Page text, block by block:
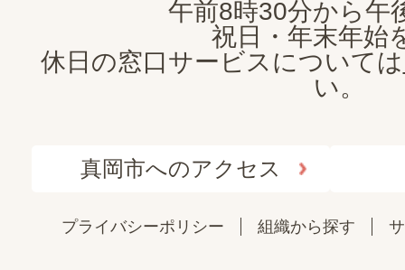
午前8時30分から午
祝日・年末年始
休日の窓口サービスについては
い。
真岡市へのアクセス
プライバシーポリシー 組織から探す